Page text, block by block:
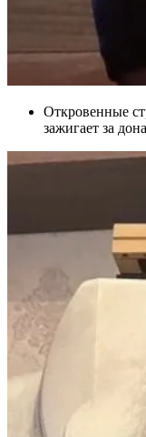
Откровенные
зажигает за